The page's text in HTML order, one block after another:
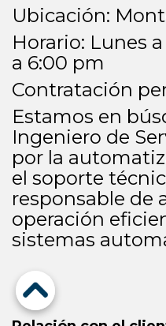
Ubicación:
Horario: Lunes
a 6:00 pm
Contratación
Estamos en
Ingeniero de
por la
el soporte
responsable de
operación
sistemas